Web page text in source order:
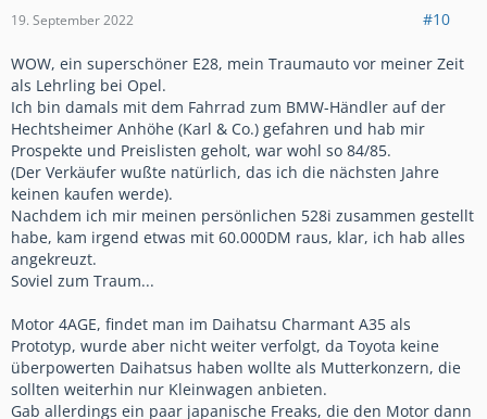
19. September 2022 #10
WOW, ein superschöner E28, mein Traumauto vor meiner Zeit
als Lehrling bei Opel.
Ich bin damals mit dem Fahrrad zum BMW-Händler auf der
Hechtsheimer Anhöhe (Karl & Co.) gefahren und hab mir
Prospekte und Preislisten geholt, war wohl so 84/85.
(Der Verkäufer wußte natürlich, das ich die nächsten Jahre
keinen kaufen werde).
Nachdem ich mir meinen persönlichen 528i zusammen gestellt
habe, kam irgend etwas mit 60.000DM raus, klar, ich hab alles
angekreuzt.
Soviel zum Traum...
Motor 4AGE, findet man im Daihatsu Charmant A35 als
Prototyp, wurde aber nicht weiter verfolgt, da Toyota keine
überpowerten Daihatsus haben wollte als Mutterkonzern, die
sollten weiterhin nur Kleinwagen anbieten.
Gab allerdings ein paar japanische Freaks, die den Motor dann